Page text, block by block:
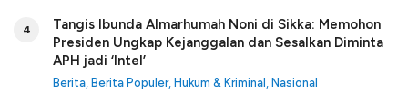
4
Tangis Ibunda Almarhumah Noni di Sikka: Memohon
Presiden Ungkap Kejanggalan dan Sesalkan Diminta
APH jadi ‘Intel’
Berita Berita Populer, Hukum & Kriminal Nasional